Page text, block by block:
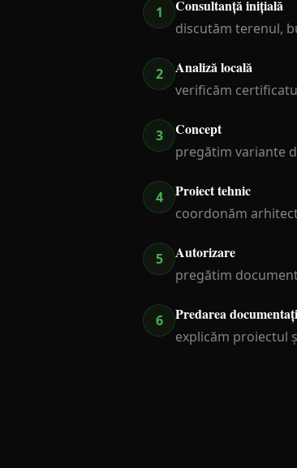
1 Consultanță inițială
discutăm terenul,
2 Analiză locală
verificăm
3 Concept
pregătim variante
4 Proiect tehnic
coordonăm
5 Autorizare
pregătim
6 Predarea
explicăm proiectul